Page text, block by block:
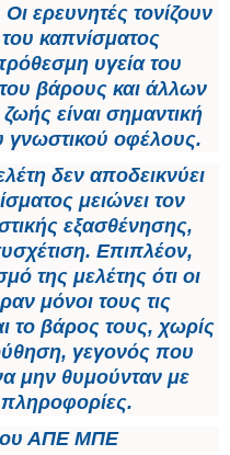
ερευνητές τονίζουν
καπνίσματος
υγεία του
βάρους και άλλων
είναι σημαντική
γνωστικού οφέλους.
δεν αποδεικνύει
μειώνει τον
εξασθένησης,
Επιπλέον,
της μελέτης ότι οι
μόνοι τους τις
το βάρος τους, χωρίς
γεγονός που
μην θυμούνταν με
πληροφορίες.
ΑΠΕ ΜΠΕ